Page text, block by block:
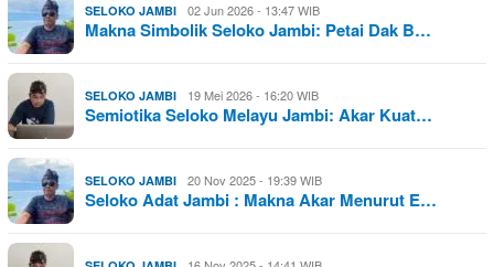
SELOKO JAMBI 02 Jun 2026 - 13:47 WIB
Makna Simbolik Seloko Jambi: Petai Dak B…
SELOKO JAMBI 19 Mei 2026 - 16:20 WIB
Semiotika Seloko Melayu Jambi: Akar Kuat…
SELOKO JAMBI 20 Nov 2025 - 19:39 WIB
Seloko Adat Jambi : Makna Akar Menurut E…